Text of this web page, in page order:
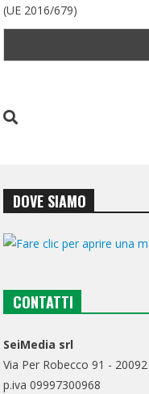
(UE 2016/679)
DOVE SIAMO
CONTATTI
SeiMedia srl
Via Per Robecco 91 -
p.iva 09997300968